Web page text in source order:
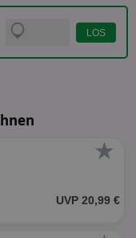
★
UVP 20,99 €